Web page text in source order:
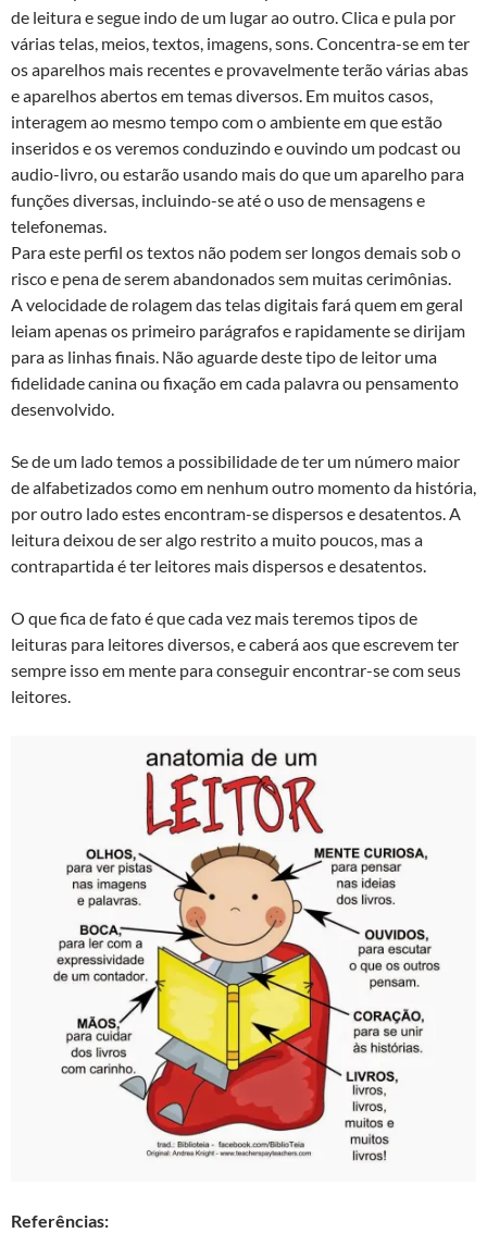
de leitura e segue indo de um lugar ao outro. Clica e pula por
várias telas, meios, textos, imagens, sons. Concentra-se em ter
os aparelhos mais recentes e provavelmente terão várias abas
e aparelhos abertos em temas diversos. Em muitos casos,
interagem ao mesmo tempo com o ambiente em que estão
inseridos e os veremos conduzindo e ouvindo um podcast ou
audio-livro, ou estarão usando mais do que um aparelho para
funções diversas, incluindo-se até o uso de mensagens e
telefonemas.
Para este perfil os textos não podem ser longos demais sob o
risco e pena de serem abandonados sem muitas cerimônias.
A velocidade de rolagem das telas digitais fará quem em geral
leiam apenas os primeiro parágrafos e rapidamente se dirijam
para as linhas finais. Não aguarde deste tipo de leitor uma
fidelidade canina ou fixação em cada palavra ou pensamento
desenvolvido.
Se de um lado temos a possibilidade de ter um número maior
de alfabetizados como em nenhum outro momento da história,
por outro lado estes encontram-se dispersos e desatentos. A
leitura deixou de ser algo restrito a muito poucos, mas a
contrapartida é ter leitores mais dispersos e desatentos.
O que fica de fato é que cada vez mais teremos tipos de
leituras para leitores diversos, e caberá aos que escrevem ter
sempre isso em mente para conseguir encontrar-se com seus
leitores.
Referências: